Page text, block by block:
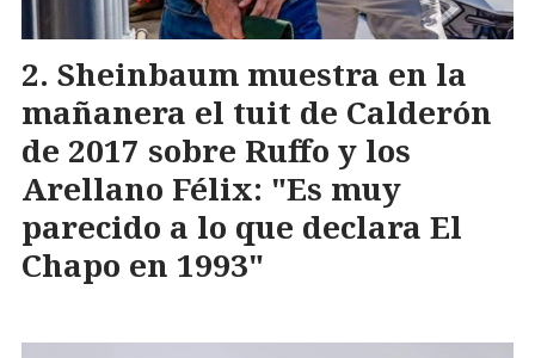
Sheinbaum muestra en la
mañanera el tuit de Calderón
de 2017 sobre Ruffo y los
Arellano Félix: "Es muy
parecido a lo que declara El
Chapo en 1993"